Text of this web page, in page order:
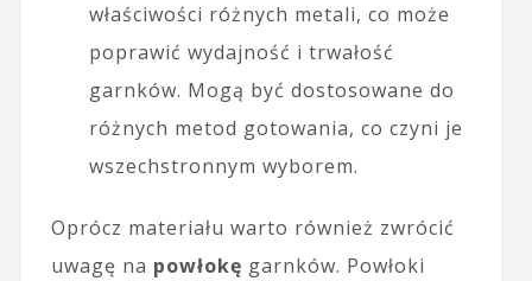
właściwości różnych metali, co może
poprawić wydajność i trwałość
garnków. Mogą być dostosowane do
różnych metod gotowania, co czyni je
wszechstronnym wyborem.
Oprócz materiału warto również zwrócić
uwagę na powłokę garnków. Powłoki